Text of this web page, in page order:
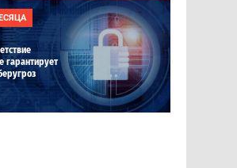
гарантирует